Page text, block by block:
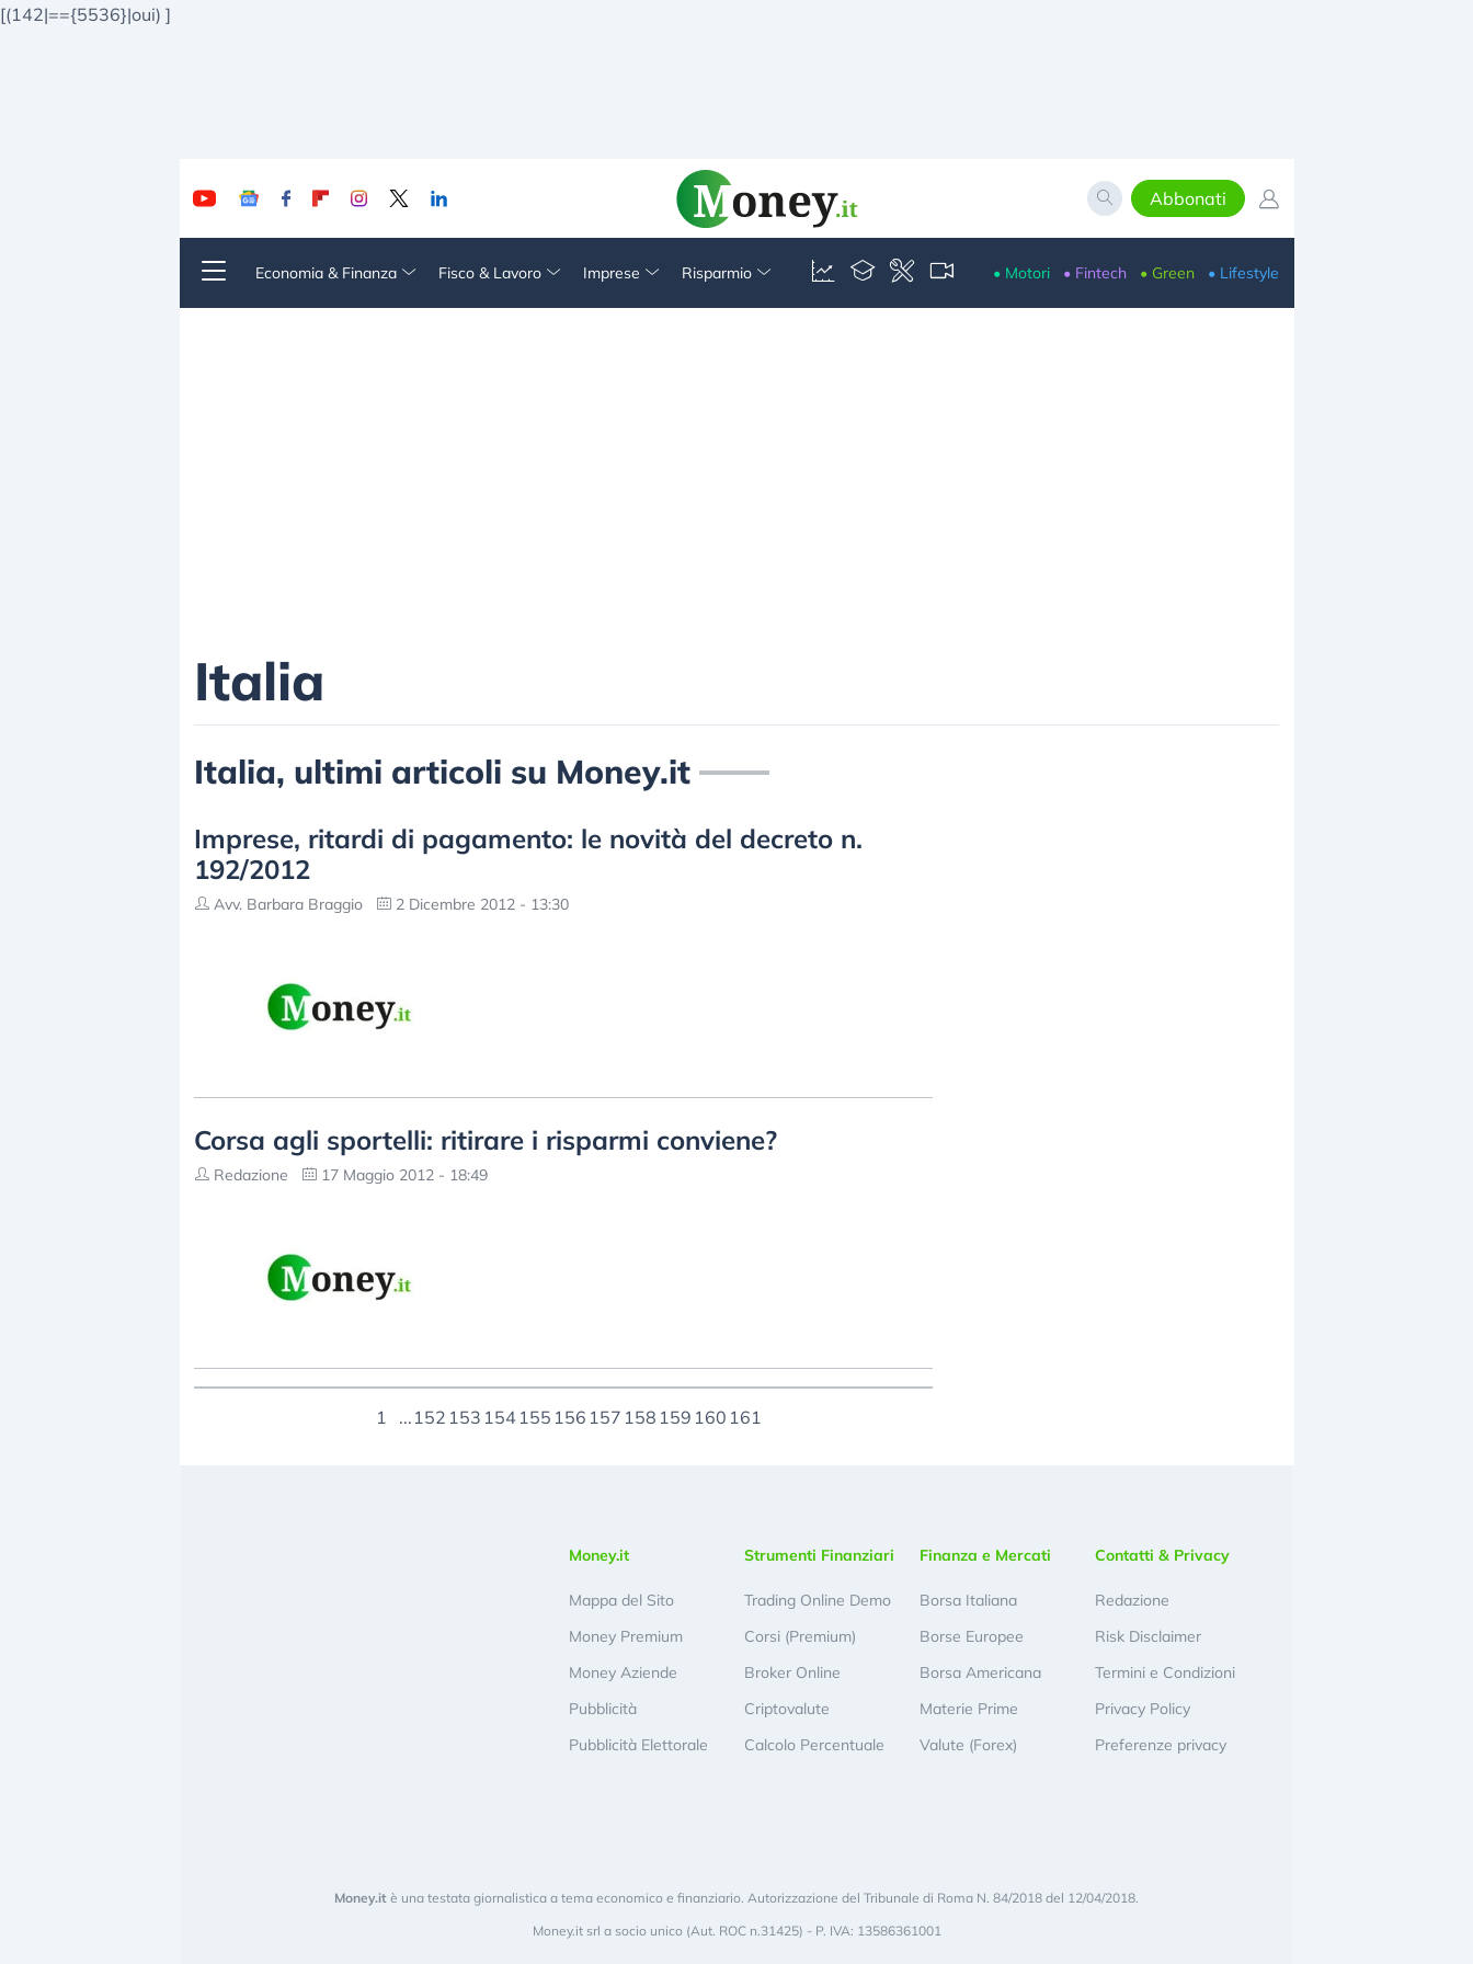
[(142|=={5536}|oui) ]
Abbonati
Economia & Finanza Fisco & Lavoro Imprese Risparmio • Motori • Fintech • Green • Lifestyle
Italia
Italia, ultimi articoli su Money.it
Imprese, ritardi di pagamento: le novità del decreto n.
192/2012
Avv. Barbara Braggio 2 Dicembre 2012 - 13:30
Corsa agli sportelli: ritirare i risparmi conviene?
Redazione 17 Maggio 2012 - 18:49
1 ... 152 153 154 155 156 157 158 159 160 161
Money.it
Mappa del Sito
Money Premium
Money Aziende
Pubblicità
Pubblicità Elettorale
Strumenti Finanziari
Trading Online Demo
Corsi (Premium)
Broker Online
Criptovalute
Calcolo Percentuale
Finanza e Mercati
Borsa Italiana
Borse Europee
Borsa Americana
Materie Prime
Valute (Forex)
Contatti & Privacy
Redazione
Risk Disclaimer
Termini e Condizioni
Privacy Policy
Preferenze privacy
Money.it è una testata giornalistica a tema economico e finanziario. Autorizzazione del Tribunale di Roma N. 84/2018 del 12/04/2018.
Money.it srl a socio unico (Aut. ROC n.31425) - P. IVA: 13586361001